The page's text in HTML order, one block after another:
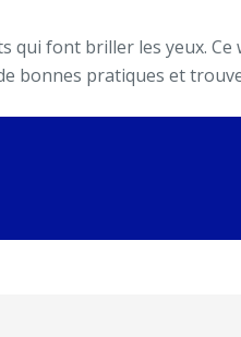
font briller les yeux.
bonnes pratiques et